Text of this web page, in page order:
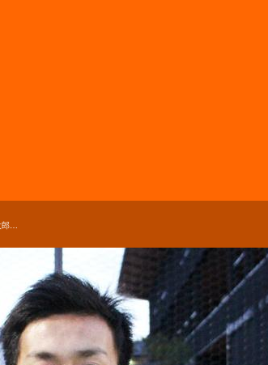
【創成館高校サッカー部】赤川凜太郎のキャプテンはつらいよ！？